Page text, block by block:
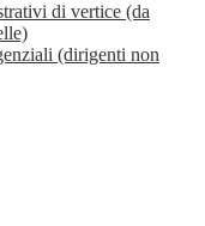
di vertice (da
(dirigenti non